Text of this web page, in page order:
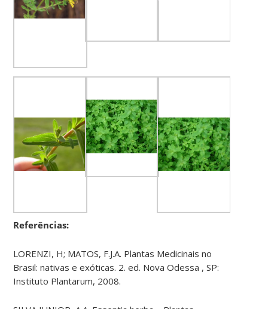
Referências:
LORENZI, H; MATOS, F.J.A. Plantas Medicinais no
Brasil: nativas e exóticas. 2. ed. Nova Odessa , SP:
Instituto Plantarum, 2008.